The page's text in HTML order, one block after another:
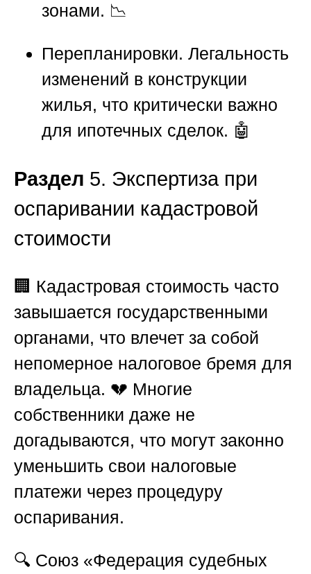
зонами. 📉
Перепланировки. Легальность
изменений в конструкции
жилья, что критически важно
для ипотечных сделок. 🤖
Раздел 5. Экспертиза при
оспаривании кадастровой
стоимости
🏢 Кадастровая стоимость часто
завышается государственными
органами, что влечет за собой
непомерное налоговое бремя для
владельца. 💔 Многие
собственники даже не
догадываются, что могут законно
уменьшить свои налоговые
платежи через процедуру
оспаривания.
🔍 Союз «Федерация судебных